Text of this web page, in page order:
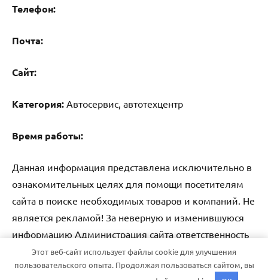
Телефон:
Почта:
Cайт:
Категория: Автосервис, автотехцентр
Время работы:
Данная информация представлена исключительно в
ознакомительных целях для помощи посетителям
сайта в поиске необходимых товаров и компаний. Не
является рекламой! За неверную и изменившуюся
информацию Администрация сайта ответственность
не несет.
Этот веб-сайт использует файлы cookie для улучшения
пользовательского опыта. Продолжая пользоваться сайтом, вы